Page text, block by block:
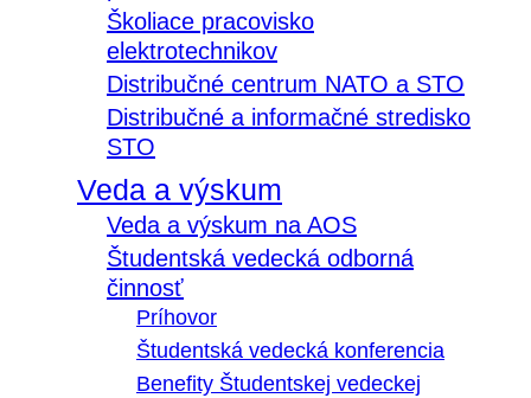
Školiace pracovisko
elektrotechnikov
Distribučné centrum NATO a STO
Distribučné a informačné stredisko
STO
Veda a výskum
Veda a výskum na AOS
Študentská vedecká odborná
činnosť
Príhovor
Študentská vedecká konferencia
Benefity Študentskej vedeckej